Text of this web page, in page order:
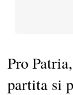
Pro
partita si